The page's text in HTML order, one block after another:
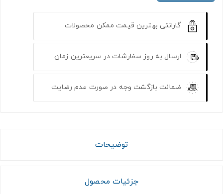
گارانتی بهترین قیمت ممکن محصولات
ارسال به روز سفارشات در سریعترین زمان
ضمانت بازگشت وجه در صورت عدم رضایت
توضیحات
جزئیات محصول